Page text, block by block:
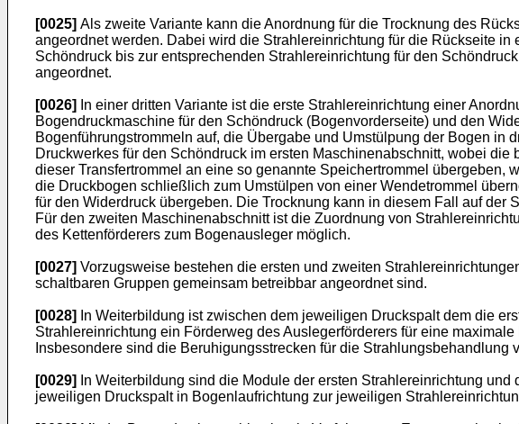
[0025] Als zweite Variante kann die Anordnung für die Trocknung des
angeordnet werden. Dabei wird die Strahlereinrichtung für die Rückseite
Schöndruck bis zur entsprechenden Strahlereinrichtung für den
angeordnet.
[0026]
In einer dritten Variante ist die erste Strahlereinrichtung einer
Bogendruckmaschine für den Schöndruck (Bogenvorderseite) und den
Bogenführungstrommeln auf, die Übergabe und Umstülpung der Bogen in
Druckwerkes für den Schöndruck im ersten Maschinenabschnitt, wobei
dieser Transfertrommel an eine so genannte Speichertrommel
die Druckbogen schließlich zum Umstülpen von einer Wendetrommel
für den Widerdruck übergeben. Die Trocknung kann in diesem Fall auf der
Für den zweiten Maschinenabschnitt ist die Zuordnung von
des Kettenförderers zum Bogenausleger möglich.
[0027] Vorzugsweise bestehen die ersten und zweiten
schaltbaren Gruppen gemeinsam betreibbar angeordnet sind.
[0028]
In Weiterbildung ist zwischen dem jeweiligen Druckspalt dem die
Strahlereinrichtung ein Förderweg des Auslegerförderers für eine
Insbesondere sind die Beruhigungsstrecken für die
[0029]
In Weiterbildung sind die Module der ersten Strahlereinrichtung
jeweiligen Druckspalt in Bogenlaufrichtung zur jeweiligen